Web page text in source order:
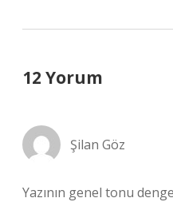
12 Yorum
Şilan Göz
Yazının genel tonu